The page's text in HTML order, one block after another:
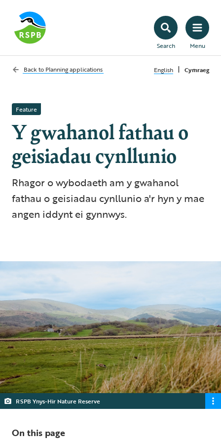
Search Menu
Back to Planning applications English | Cymraeg
Feature
Y gwahanol fathau o
geisiadau cynllunio
Rhagor o wybodaeth am y gwahanol
fathau o geisiadau cynllunio a'r hyn y mae
angen iddynt ei gynnwys.
RSPB Ynys-Hir Nature Reserve
On this page